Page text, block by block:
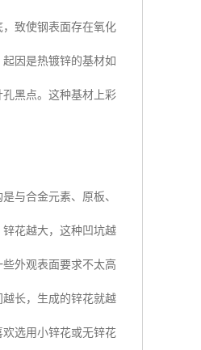
致使钢表面存在氧化
因是热镀锌的基材如
黑点。这种基材上彩
与合金元素、原板、
花越大，这种凹坑越
外观表面要求不太高
长，生成的锌花就越
选用小锌花或无锌花